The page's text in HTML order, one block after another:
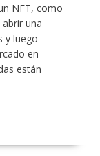
NFT, como
una
y luego
en
están